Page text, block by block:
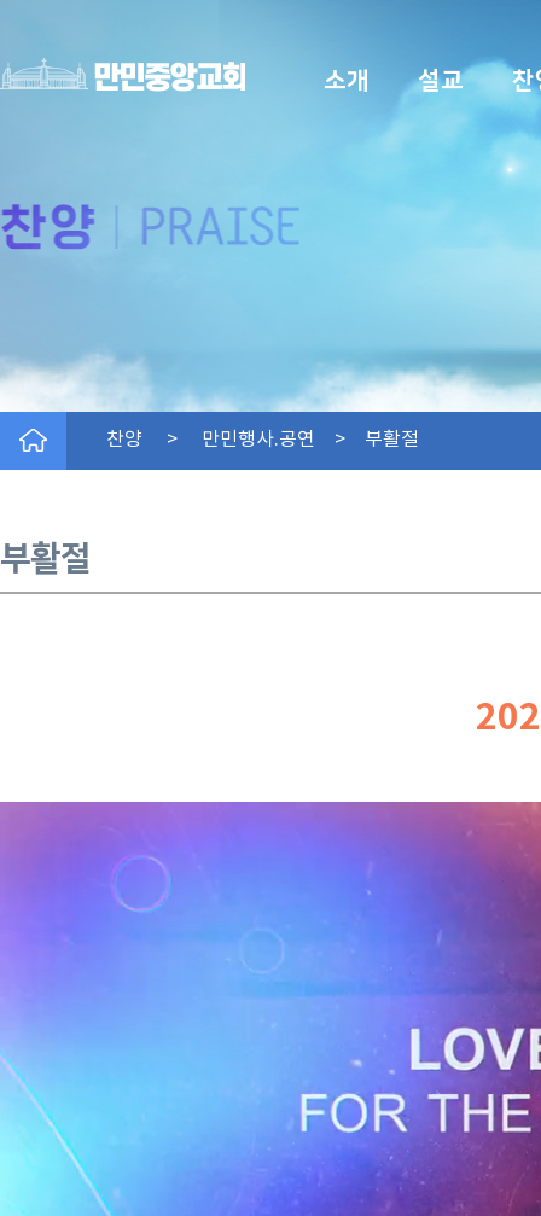
소개 설교 찬
찬양 > 만민행사.공연 > 부활절
부활절